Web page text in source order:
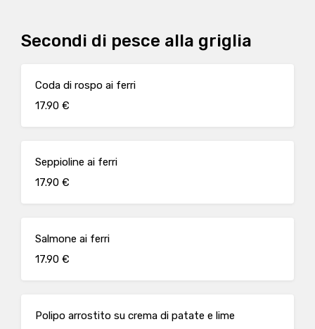
Secondi di pesce alla griglia
Coda di rospo ai ferri
17.90 €
Seppioline ai ferri
17.90 €
Salmone ai ferri
17.90 €
Polipo arrostito su crema di patate e lime